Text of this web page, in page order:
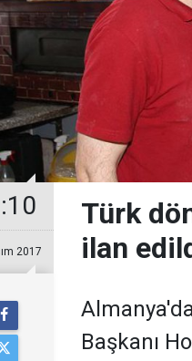
2017
Türk
ilan
Başkanı